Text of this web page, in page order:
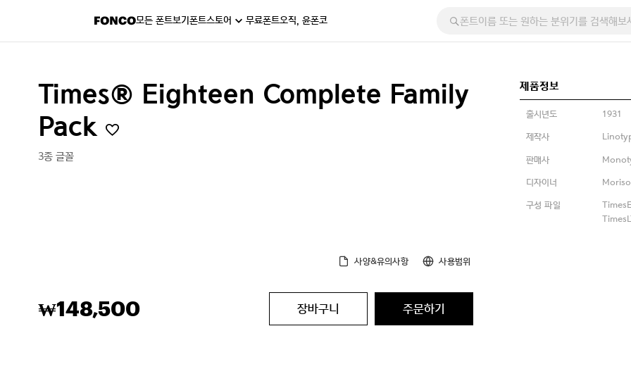
모든 폰트보기폰트스토어 무료폰트오직, 윤폰코
Times® Eighteen Complete Family
Pack
3종 글꼴
제품정보
출시년도 1931
제작사
판매사
디자이너
구성 파일
사양&유의사항 사용범위
₩148,500 장바구니 주문하기